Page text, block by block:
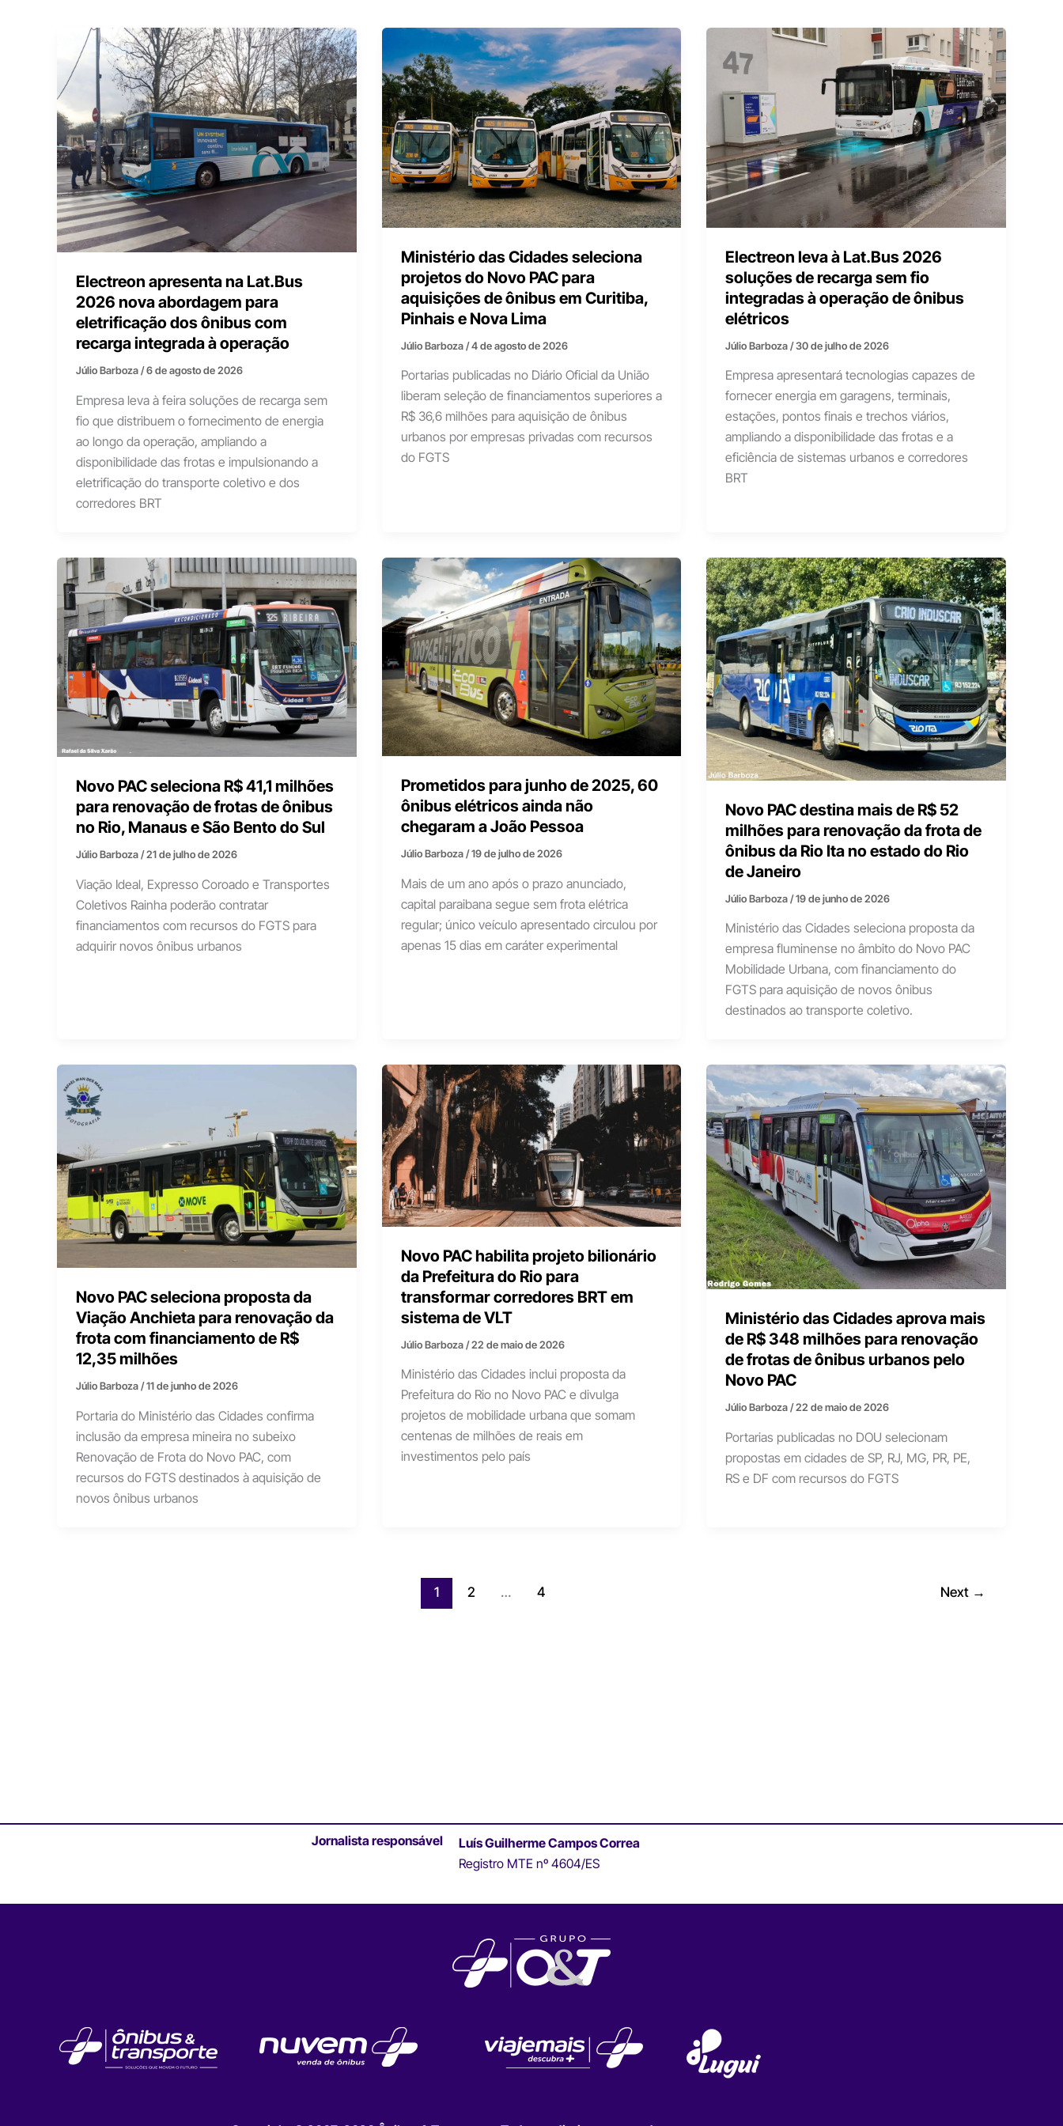
Electreon apresenta na Lat.Bus
2026 nova abordagem para
eletrificação dos ônibus com
recarga integrada à operação
Júlio Barboza/6 de agosto de 2026
Empresa leva à feira soluções de recarga sem
fio que distribuem o fornecimento de energia
ao longo da operação, ampliando a
disponibilidade das frotas e impulsionando a
eletrificação do transporte coletivo e dos
corredores BRT
Ministério das Cidades seleciona
projetos do Novo PAC para
aquisições de ônibus em Curitiba,
Pinhais e Nova Lima
Júlio Barboza/4 de agosto de 2026
Portarias publicadas no Diário Oficial da União
liberam seleção de financiamentos superiores a
R$ 36,6 milhões para aquisição de ônibus
urbanos por empresas privadas com recursos
do FGTS
Electreon leva à Lat.Bus 2026
soluções de recarga sem fio
integradas à operação de ônibus
elétricos
Júlio Barboza/30 de julho de 2026
Empresa apresentará tecnologias capazes de
fornecer energia em garagens, terminais,
estações, pontos finais e trechos viários,
ampliando a disponibilidade das frotas e a
eficiência de sistemas urbanos e corredores
BRT
Novo PAC seleciona R$ 41,1 milhões
para renovação de frotas de ônibus
no Rio, Manaus e São Bento do Sul
Júlio Barboza/21 de julho de 2026
Viação Ideal, Expresso Coroado e Transportes
Coletivos Rainha poderão contratar
financiamentos com recursos do FGTS para
adquirir novos ônibus urbanos
Prometidos para junho de 2025, 60
ônibus elétricos ainda não
chegaram a João Pessoa
Júlio Barboza/19 de julho de 2026
Mais de um ano após o prazo anunciado,
capital paraibana segue sem frota elétrica
regular; único veículo apresentado circulou por
apenas 15 dias em caráter experimental
Novo PAC destina mais de R$ 52
milhões para renovação da frota de
ônibus da Rio Ita no estado do Rio
de Janeiro
Júlio Barboza/19 de junho de 2026
Ministério das Cidades seleciona proposta da
empresa fluminense no âmbito do Novo PAC
Mobilidade Urbana, com financiamento do
FGTS para aquisição de novos ônibus
destinados ao transporte coletivo.
Novo PAC seleciona proposta da
Viação Anchieta para renovação da
frota com financiamento de R$
12,35 milhões
Júlio Barboza/11 de junho de 2026
Portaria do Ministério das Cidades confirma
inclusão da empresa mineira no subeixo
Renovação de Frota do Novo PAC, com
recursos do FGTS destinados à aquisição de
novos ônibus urbanos
Novo PAC habilita projeto bilionário
da Prefeitura do Rio para
transformar corredores BRT em
sistema de VLT
Júlio Barboza/22 de maio de 2026
Ministério das Cidades inclui proposta da
Prefeitura do Rio no Novo PAC e divulga
projetos de mobilidade urbana que somam
centenas de milhões de reais em
investimentos pelo país
Ministério das Cidades aprova mais
de R$ 348 milhões para renovação
de frotas de ônibus urbanos pelo
Novo PAC
Júlio Barboza/22 de maio de 2026
Portarias publicadas no DOU selecionam
propostas em cidades de SP, RJ, MG, PR, PE,
RS e DF com recursos do FGTS
1 2 … 4 Next →
Jornalista responsável
Luís Guilherme Campos Correa
Registro MTE nº 4604/ES